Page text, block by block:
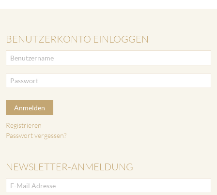
BENUTZERKONTO EINLOGGEN
Anmelden
Registrieren
Passwort vergessen?
NEWSLETTER-ANMELDUNG